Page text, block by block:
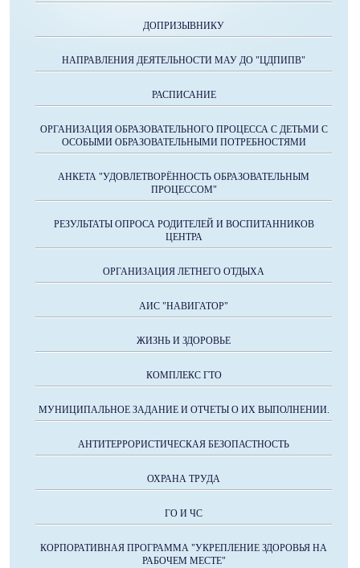
ДОПРИЗЫВНИКУ
НАПРАВЛЕНИЯ ДЕЯТЕЛЬНОСТИ МАУ ДО "ЦДПИПВ"
РАСПИСАНИЕ
ОРГАНИЗАЦИЯ ОБРАЗОВАТЕЛЬНОГО ПРОЦЕССА С ДЕТЬМИ С
ОСОБЫМИ ОБРАЗОВАТЕЛЬНЫМИ ПОТРЕБНОСТЯМИ
АНКЕТА "УДОВЛЕТВОРЁННОСТЬ ОБРАЗОВАТЕЛЬНЫМ
ПРОЦЕССОМ"
РЕЗУЛЬТАТЫ ОПРОСА РОДИТЕЛЕЙ И ВОСПИТАННИКОВ
ЦЕНТРА
ОРГАНИЗАЦИЯ ЛЕТНЕГО ОТДЫХА
АИС "НАВИГАТОР"
ЖИЗНЬ И ЗДОРОВЬЕ
КОМПЛЕКС ГТО
МУНИЦИПАЛЬНОЕ ЗАДАНИЕ И ОТЧЕТЫ О ИХ ВЫПОЛНЕНИИ.
АНТИТЕРРОРИСТИЧЕСКАЯ БЕЗОПАСТНОСТЬ
ОХРАНА ТРУДА
ГО И ЧС
КОРПОРАТИВНАЯ ПРОГРАММА "УКРЕПЛЕНИЕ ЗДОРОВЬЯ НА
РАБОЧЕМ МЕСТЕ"